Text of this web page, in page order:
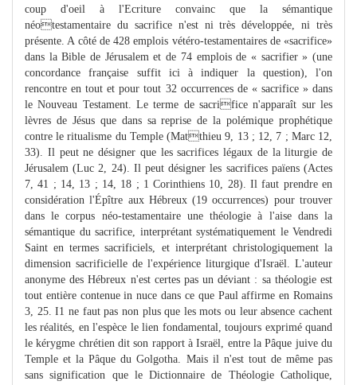
coup d'oeil à l'Ecriture convainc que la sémantique
néotestamentaire du sacrifice n'est ni très développée, ni très
présente. A côté de 428 emplois vétéro-testamentaires de «sacrifice»
dans la Bible de Jérusalem et de 74 emplois de « sacrifier » (une
concordance française suffit ici à indiquer la question), l'on
rencontre en tout et pour tout 32 occurrences de « sacrifice » dans
le Nouveau Testament. Le terme de sacrifice n'apparaît sur les
lèvres de Jésus que dans sa reprise de la polémique prophétique
contre le ritualisme du Temple (Matthieu 9, 13 ; 12, 7 ; Marc 12,
33). Il peut ne désigner que les sacrifices légaux de la liturgie de
Jérusalem (Luc 2, 24). Il peut désigner les sacrifices païens (Actes
7, 41 ; 14, 13 ; 14, 18 ; 1 Corinthiens 10, 28). Il faut prendre en
considération l'Épître aux Hébreux (19 occurrences) pour trouver
dans le corpus néo-testamentaire une théologie à l'aise dans la
sémantique du sacrifice, interprétant systématiquement le Vendredi
Saint en termes sacrificiels, et interprétant christologiquement la
dimension sacrificielle de l'expérience liturgique d'Israël. L'auteur
anonyme des Hébreux n'est certes pas un déviant : sa théologie est
tout entière contenue in nuce dans ce que Paul affirme en Romains
3, 25. I1 ne faut pas non plus que les mots ou leur absence cachent
les réalités, en l'espèce le lien fondamental, toujours exprimé quand
le kérygme chrétien dit son rapport à Israël, entre la Pâque juive du
Temple et la Pâque du Golgotha. Mais il n'est tout de même pas
sans signification que le Dictionnaire de Théologie Catholique,